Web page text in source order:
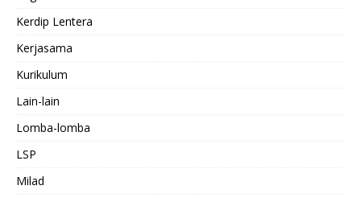
Kerdip Lentera
Kerjasama
Kurikulum
Lain-lain
Lomba-lomba
LSP
Milad